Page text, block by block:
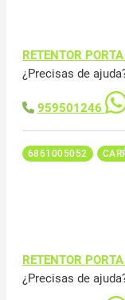
RETENTOR
¿Precisas de
959501246
6861005052
RETENTOR
¿Precisas de